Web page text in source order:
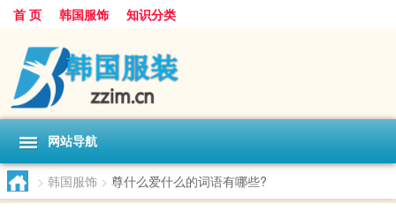
首 页 韩国服饰 知识分类
网站导航
> 韩国服饰 > 尊什么爱什么的词语有哪些?